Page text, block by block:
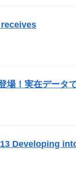
場！実在データ
Developing